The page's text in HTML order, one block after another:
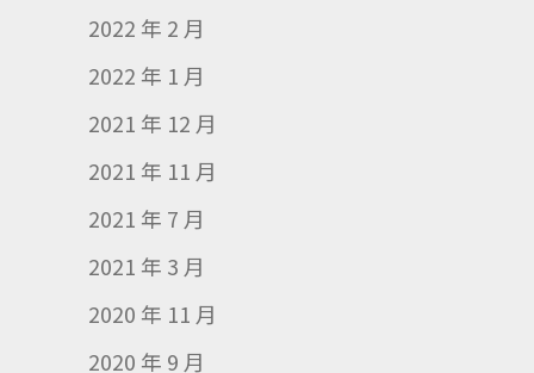
2022 年 2 月
2022 年 1 月
2021 年 12 月
2021 年 11 月
2021 年 7 月
2021 年 3 月
2020 年 11 月
2020 年 9 月